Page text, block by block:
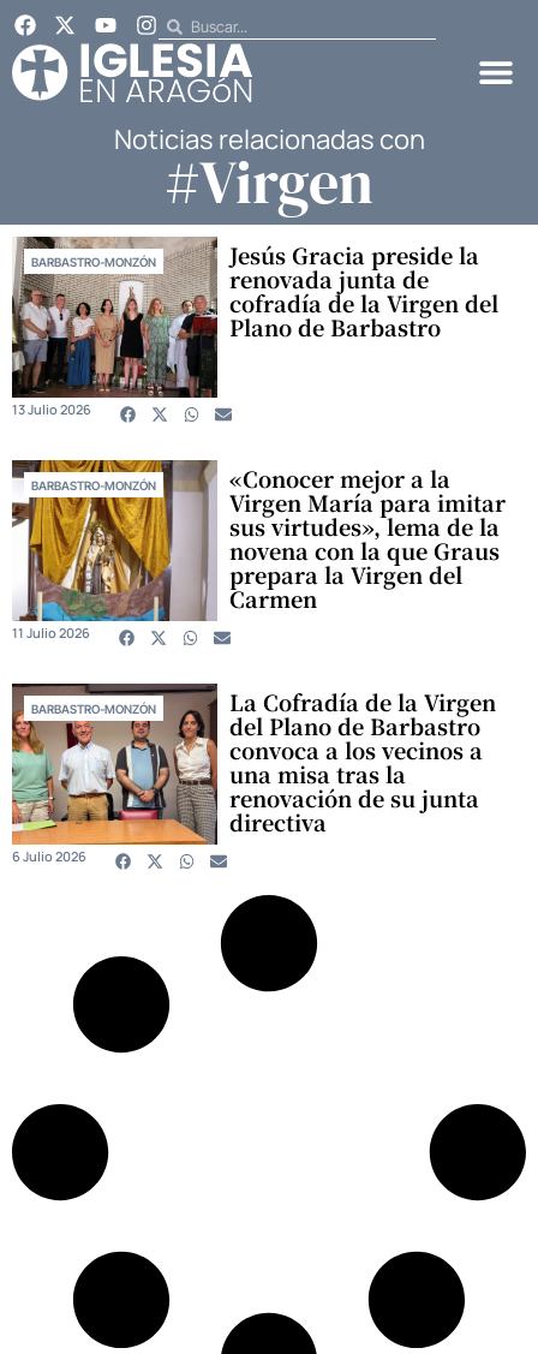
Noticias relacionadas con
#Virgen
BARBASTRO-MONZÓN Jesús Gracia preside la
renovada junta de
cofradía de la Virgen del
Plano de Barbastro
13 Julio 2026
BARBASTRO-MONZÓN «Conocer mejor a la
Virgen María para imitar
sus virtudes», lema de la
novena con la que Graus
prepara la Virgen del
Carmen
11 Julio 2026
BARBASTRO-MONZÓN La Cofradía de la Virgen
del Plano de Barbastro
convoca a los vecinos a
una misa tras la
renovación de su junta
directiva
6 Julio 2026